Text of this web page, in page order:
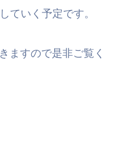
ていく予定です。
ますので是非ご覧く